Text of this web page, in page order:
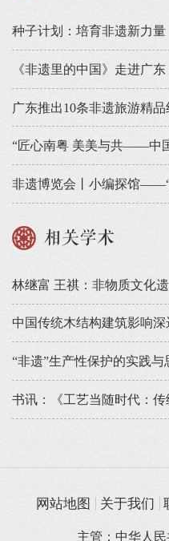
种子计划：培育非遗新力量
广东推出10条非遗旅游精品
相关学术
中国传统木结构建筑影响深
“非遗”生产性保护的实践与
网站地图 关于我们
主管：中华人